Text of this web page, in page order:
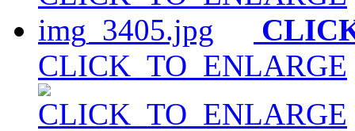
CLICK_TO_ENLARGE